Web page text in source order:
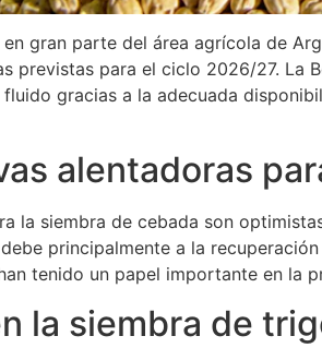
gran parte del área agrícola de
previstas para el ciclo 2026/27. La
fluido gracias a la adecuada
alentadoras
la siembra de cebada son
principalmente a la
tenido un papel importante en la
la siembra de